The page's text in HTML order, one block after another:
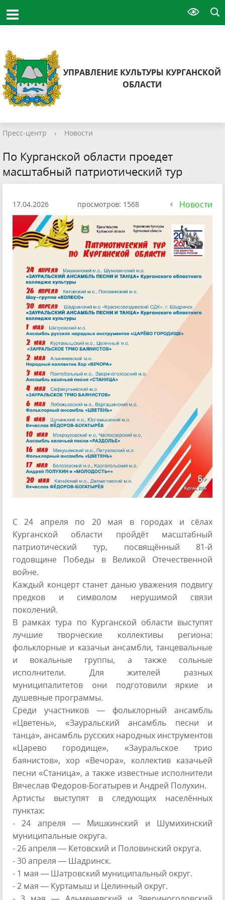
УПРАВЛЕНИЕ КУЛЬТУРЫ КУРГАНСКОЙ
ОБЛАСТИ
Пресс-центр › Новости
По Курганской области проедет
масштабный патриотический тур
17.04.2026 просмотров: 1568 Новости
С 24 апреля по 20 мая в городах и сёлах
Курганской области пройдёт масштабный
патриотический тур, посвящённый 81-й
годовщине Победы в Великой Отечественной
войне.
Каждый концерт станет данью уважения подвигу
предков и символом нерушимой связи
поколений.
В рамках тура по Курганской области выступят
лучшие творческие коллективы региона:
фольклорные и казачьи ансамбли, танцевальные
и вокальные группы, а также сольные
исполнители. Для жителей разных
муниципалитетов они подготовили яркие и
душевные программы.
Среди участников — фольклорный ансамбль
«Цветень», «Зауральский ансамбль песни и
танца», ансамбль русских народных инструментов
«Царево городище», «Зауральское трио
баянистов», хор «Вечора», коллектив казачьей
песни «Станица», а также известные исполнители
Вячеслав Федоров-Богатырев и Андрей Полухин.
Артисты выступят в следующих населённых
пунктах:
- 24 апреля — Мишкинский и Шумихинский
муниципальные округа.
- 26 апреля — Кетовский и Половинский округа.
- 30 апреля — Шадринск.
- 1 мая — Шатровский муниципальный округ.
- 2 мая — Куртамыш и Целинный округ.